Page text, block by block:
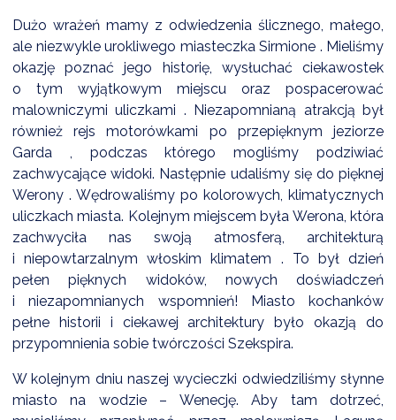
Dużo wrażeń mamy z odwiedzenia ślicznego, małego,
ale niezwykle urokliwego miasteczka Sirmione . Mieliśmy
okazję poznać jego historię, wysłuchać ciekawostek
o tym wyjątkowym miejscu oraz pospacerować
malowniczymi uliczkami . Niezapomnianą atrakcją był
również rejs motorówkami po przepięknym jeziorze
Garda , podczas którego mogliśmy podziwiać
zachwycające widoki. Następnie udaliśmy się do pięknej
Werony . Wędrowaliśmy po kolorowych, klimatycznych
uliczkach miasta. Kolejnym miejscem była Werona, która
zachwyciła nas swoją atmosferą, architekturą
i niepowtarzalnym włoskim klimatem . To był dzień
pełen pięknych widoków, nowych doświadczeń
i niezapomnianych wspomnień! Miasto kochanków
pełne historii i ciekawej architektury było okazją do
przypomnienia sobie twórczości Szekspira.
W kolejnym dniu naszej wycieczki odwiedziliśmy słynne
miasto na wodzie – Wenecję. Aby tam dotrzeć,